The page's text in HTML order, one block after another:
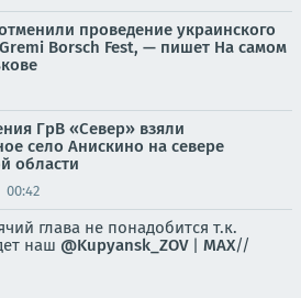
проведение украинского
Borsch Fest, — пишет На самом
ГрВ «Север» взяли
село Анискино на севере
области
00:42
глава не понадобится т.к.
наш @Kupyansk_ZOV| MAX//